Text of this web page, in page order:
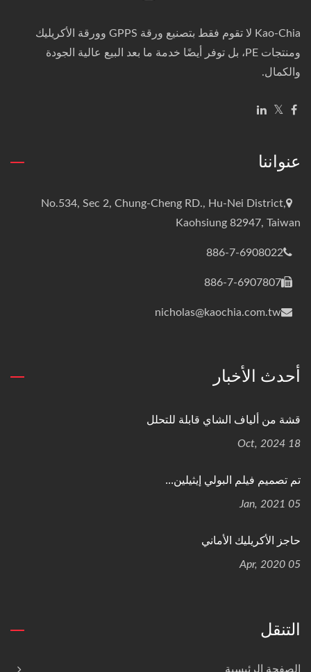
Kao-Chia لا تقوم فقط بتصنيع ورقة GPPS وورقة الأكريليك
ومنتجات PE، بل توفر أيضًا خدمة ما بعد البيع عالية الجودة
والكمال.
عنواننا
No.534, Sec 2, Chung-Cheng RD., Hu-Nei District,
Kaohsiung 82947, Taiwan
886-7-6908022
886-7-6907807
nicholas@kaochia.com.tw
أحدث الأخبار
قشة من ألياف الشاي قابلة للتحلل
18 Oct, 2024
تم تصميم فيلم البولي إيثيلين...
05 Jan, 2021
حاجز الأكريليك الأماني
05 Apr, 2020
التنقل
الصفحة الرئيسية